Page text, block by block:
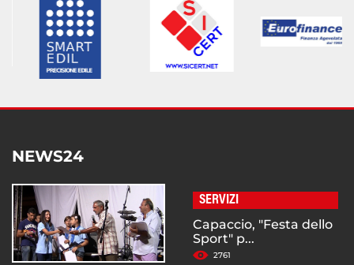
NEWS24
SERVIZI
Capaccio, "Festa dello
Sport" p...
2761